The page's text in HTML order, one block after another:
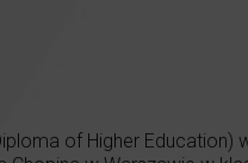
of Higher Education)